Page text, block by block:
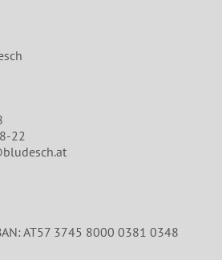
22
AT57 3745 8000 0381 0348